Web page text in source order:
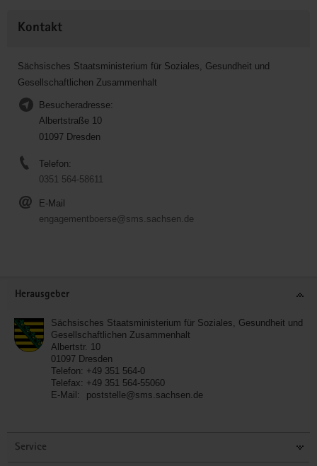
Kontakt
Sächsisches Staatsministerium für Soziales, Gesundheit und
Gesellschaftlichen Zusammenhalt
Besucheradresse:
Albertstraße 10
01097 Dresden
Telefon:
0351 564-58611
E-Mail
engagementboerse@sms.sachsen.de
Herausgeber
Sächsisches Staatsministerium für Soziales, Gesundheit und
Gesellschaftlichen Zusammenhalt
Albertstr. 10
01097 Dresden
Telefon: +49 351 564-0
Telefax: +49 351 564-55060
E-Mail:
poststelle@sms.sachsen.de
Service